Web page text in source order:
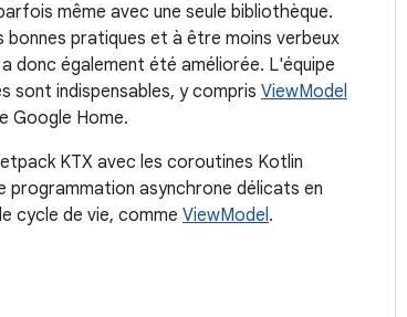
même avec une seule bibliothèque.
bonnes pratiques et à être moins verbeux
donc également été améliorée. L'équipe
sont indispensables, y compris ViewModel
Google Home.
KTX avec les coroutines Kotlin
programmation asynchrone délicats en
cycle de vie, comme ViewModel.